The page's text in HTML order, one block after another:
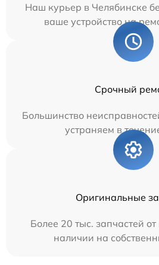
Наш курьер в Челябинске
ваше устройство на
Срочный
Большинство
устраняем в
Оригинальные
Более 20 тыс. запчастей
наличии на